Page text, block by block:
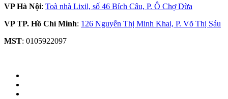
VP Hà Nội: Toà nhà Lixil, số 46 Bích Câu, P. Ô Chợ Dừa
VP TP. Hồ Chí Minh: 126 Nguyễn Thị Minh Khai, P. Võ Thị Sáu
MST: 0105922097